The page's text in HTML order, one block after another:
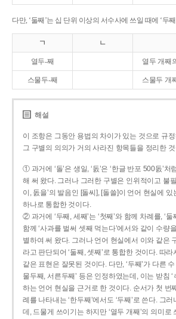
다만, ‘둘째’는 십 단위 이상의 서수사에 쓰일 때에 ‘두
ㄱ ㄴ
열두-째 열두 개째
스물두-째 스물두 개
해설
이 조항은 그동안 용법의 차이가 있는 것으로 규
그 구별의 의의가 거의 사라진 항목들을 정리한
① 과거에 ‘돌’은 생일, ‘돐’은 ‘한글 반포 500돐’처
해 써 왔다. 그러나 그러한 구별은 인위적이고 불
이, 돐을’의 발음인 [돌씨], [돌쓸]이 언어 현실에 있
하나로 통합한 것이다.
② 과거에 ‘두째, 세째’는 ‘첫째’와 함께 차례를, ‘둘
함께 ‘사과를 벌써 셋째 먹는다’에서와 같이 수량
별하여 써 왔다. 그러나 언어 현실에서 이와 같은
라고 판단되어 ‘둘째, 셋째’로 통합한 것이다. 따라
같은 표현은 잘못된 것이다. 다만, ‘두째’가 다른
물두째, 서른두째’ 등은 인정하였는데, 이는 받침
하는 언어 현실을 근거로 한 것이다. 순서가 첫 번
례를 나타내는 ‘한두째’에서도 ‘두째’로 쓴다. 그
데, 드물게 쓰이기는 하지만 ‘열두 개째’의 의미로